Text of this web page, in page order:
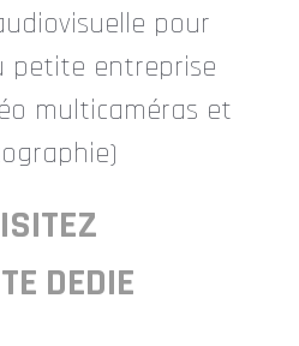
pour
petite entreprise
multicaméras et
DEDIE